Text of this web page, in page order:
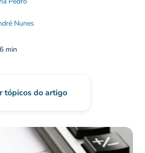
Nunes
6 min
tópicos do artigo